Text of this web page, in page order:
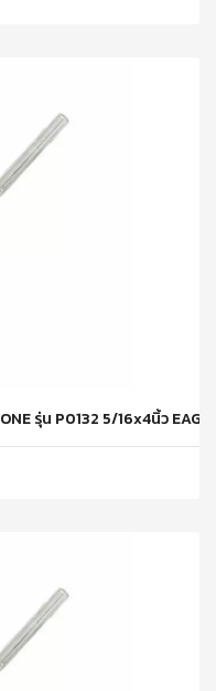
รุ่น P0132 5/16x4นิ้ว